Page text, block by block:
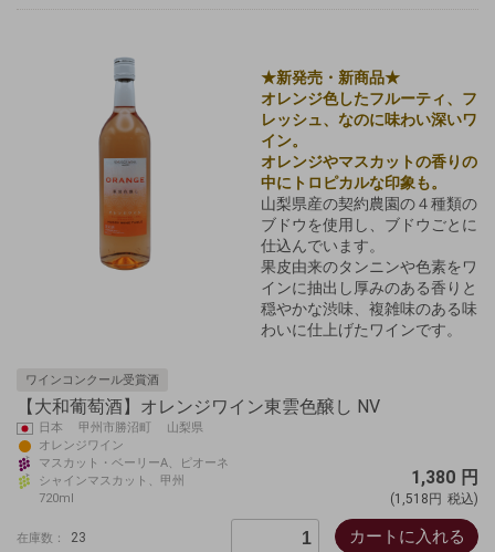
★新発売・新商品★
オレンジ色したフルーティ、フ
レッシュ、なのに味わい深いワ
イン。
オレンジやマスカットの香りの
中にトロピカルな印象も。
山梨県産の契約農園の４種類の
ブドウを使用し、ブドウごとに
仕込んでいます。
果皮由来のタンニンや色素をワ
インに抽出し厚みのある香りと
穏やかな渋味、複雑味のある味
わいに仕上げたワインです。
ワインコンクール受賞酒
【大和葡萄酒】オレンジワイン東雲色醸し NV
日本 甲州市勝沼町 山梨県
オレンジワイン
マスカット・ベーリーA、ピオーネ
シャインマスカット、甲州
720ml
1,380 円
(1,518円 税込)
在庫数： 23 カートに入れる